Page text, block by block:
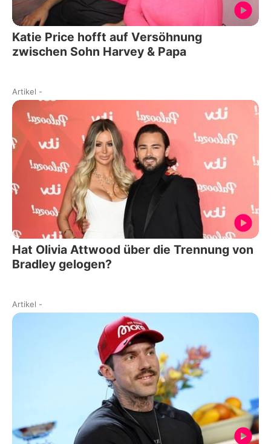
Katie Price hofft auf Versöhnung
zwischen Sohn Harvey & Papa
Artikel -
Hat Olivia Attwood über die Trennung von
Bradley gelogen?
Artikel -